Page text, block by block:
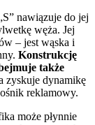
nawiązuje do jej
węża. Jej
– jest wąska i
Konstrukcję
także
zyskuje dynamikę
reklamowy.
może płynnie